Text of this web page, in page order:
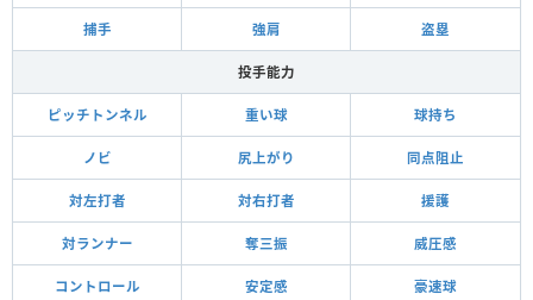
捕手 強肩 盗塁
投手能力
ピッチトンネル 重い球 球持ち
ノビ 尻上がり 同点阻止
対左打者 対右打者 援護
対ランナー 奪三振 威圧感
コントロール 安定感 豪速球